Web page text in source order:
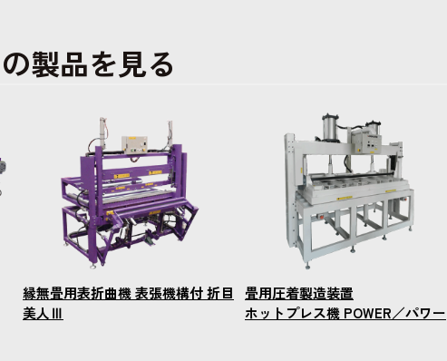
製品を見る
縁無畳用表折曲機 表張機構付 折目
美人Ⅲ
畳用圧着製造装置
ホットプレス機 POWER／パワー